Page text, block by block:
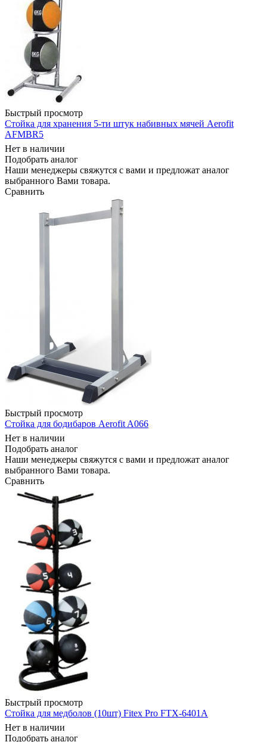
Быстрый просмотр
Стойка для хранения 5-ти штук набивных мячей Aerofit
AFMBR5
Нет в наличии
Подобрать аналог
Наши менеджеры свяжутся с вами и предложат аналог
выбранного Вами товара.
Сравнить
Быстрый просмотр
Стойка для бодибаров Aerofit A066
Нет в наличии
Подобрать аналог
Наши менеджеры свяжутся с вами и предложат аналог
выбранного Вами товара.
Сравнить
Быстрый просмотр
Стойка для медболов (10шт) Fitex Pro FTX-6401A
Нет в наличии
Подобрать аналог